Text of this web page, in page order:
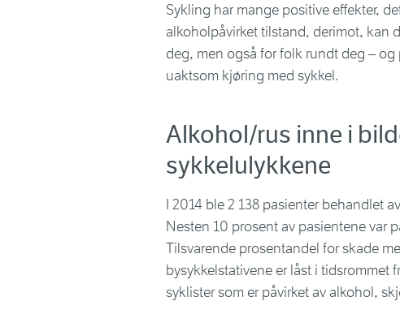
Sykling har mange positive effekter,
alkoholpåvirket tilstand, derimot, kan
deg, men også for folk rundt deg –
uaktsom kjøring med sykkel.
Alkohol/rus inne i
sykkelulykkene
I 2014 ble 2 138 pasienter behandlet
Nesten 10 prosent av pasientene var
Tilsvarende prosentandel for skade
bysykkelstativene er låst i tidsrommet
syklister som er påvirket av alkohol,